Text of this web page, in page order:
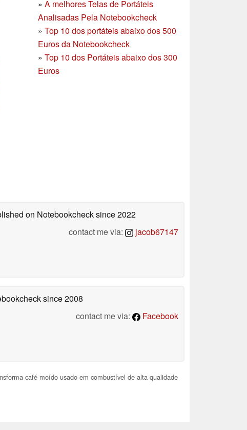
» A melhores Telas de Portáteis
Analisadas Pela Notebookcheck
» Top 10 dos portáteis abaixo dos 500
Euros da Notebookcheck
» Top 10 dos Portáteis abaixo dos 300
Euros
on Notebookchecksince 2022
contact me via:
jacob67147
since 2008
contact me via:
Facebook
café moído usado em combustível de alta qualidade